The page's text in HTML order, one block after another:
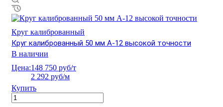
Круг калиброванный
Круг калиброванный 50 мм А-12 высокой точности
В наличии
Цена:148 750 руб/т
2 292 руб/м
Купить